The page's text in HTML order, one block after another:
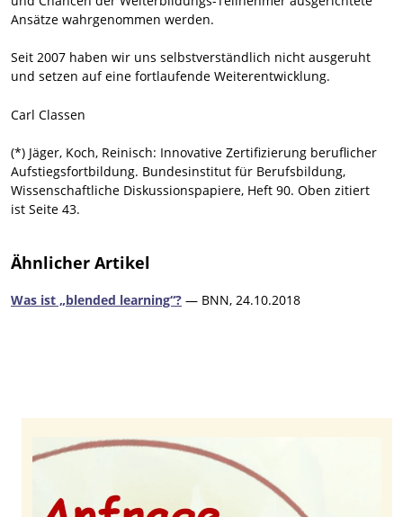
Ansätze wahrgenommen werden.
Seit 2007 haben wir uns selbstverständlich nicht ausgeruht
und setzen auf eine fortlaufende Weiterentwicklung.
Carl Classen
(*) Jäger, Koch, Reinisch: Innovative Zertifizierung beruflicher
Aufstiegsfortbildung. Bundesinstitut für Berufsbildung,
Wissenschaftliche Diskussionspapiere, Heft 90. Oben zitiert
ist Seite 43.
Ähnlicher Artikel
Was ist „blended learning“? — BNN, 24.10.2018